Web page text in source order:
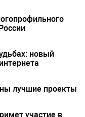
новый
лучшие проекты
участие в